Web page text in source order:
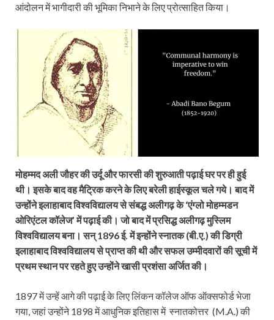
आंदोलन में भागीदारी की भूमिका निभाने के लिए प्रोत्साहित किया।
मोहम्मद अली जौहर की उर्दू और फारसी की शुरुआती पढ़ाई घर पर ही हुई
थी। इसके बाद वह मैट्रिक करने के लिए बरेली हाईस्कूल चले गये। बाद में
उन्होंने इलाहाबाद विश्वविद्यालय से संबद्ध अलीगढ़ के ‘एंग्लो मोहम्‍मडन
ओरिएंटल कॉलेज’ में पढ़ाई की। जो बाद में प्रसिद्ध अलीगढ़ मुस्लिम
विश्वविद्यालय बना। सन् 1896 ई. में इन्होंने स्नातक (बी.ए.) की डिग्री
इलाहाबाद विश्वविद्यालय से प्राप्त की थी और सफल उम्मीदवारों की सूची में
प्रथम स्थान पर रहते हुए उन्होंने खासी प्रशंसा अर्जित की।
1897 में उन्हें आगे की पढ़ाई के लिए लिंकन कॉलेज ऑफ ऑक्सफोर्ड भेजा
गया, जहां उन्होंने 1898 में आधुनिक इतिहास में स्नातकोत्तर (M.A.) की